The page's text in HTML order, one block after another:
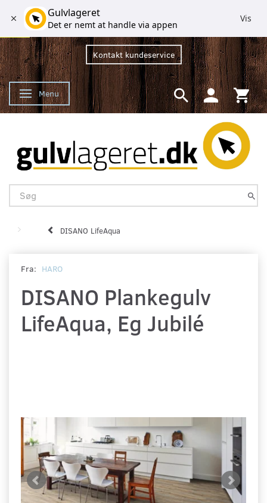
Kontakt kundeservice
Skifte navigation
Menu
DISANO LifeAqua
Fra: HARO
DISANO Plankegulv
LifeAqua, Eg Jubilé
Gulvlageret
Det er nemt at handle via appen
Vis